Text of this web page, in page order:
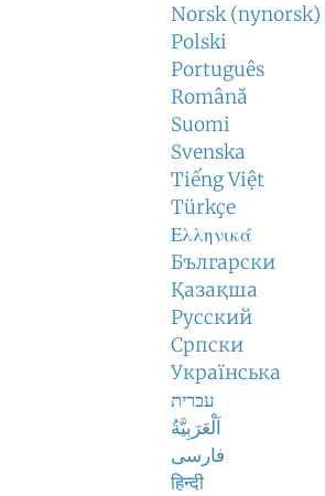
Norsk (nynorsk)
Polski
Português
Română
Suomi
Svenska
Tiếng Việt
Türkçe
Ελληνικά
Български
Қазақша
Русский
Српски
Українська
עברית
اَلْعَرَبِيَّةُ
فارسی
हिन्दी